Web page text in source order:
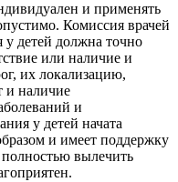
и применять
Комиссия врачей
у детей должна точно
или наличие и
их локализацию,
и наличие
и
у детей начата
и имеет поддержку
полностью вылечить